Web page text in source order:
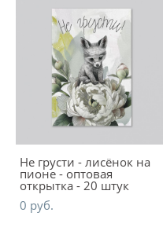
Не грусти - лисёнок на
пионе - оптовая
открытка - 20 штук
0 pуб.